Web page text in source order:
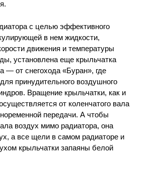
с целью эффективного
в нем жидкости,
движения и температуры
установлена еще крыльчатка
— от снегохода «Буран», где
принудительного воздушного
Вращение крыльчатки, как и
от коленчатого вала
передачи. А чтобы
воздух мимо радиатора, она
а все щели в самом радиаторе и
крыльчатки запаяны белой